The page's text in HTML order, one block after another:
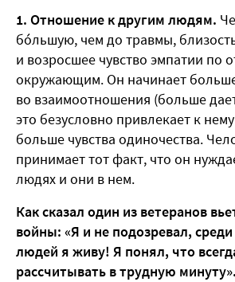
1. Отношение к другим людям.
бóльшую, чем до травмы,
и возросшее чувство эмпатии по
окружающим. Он начинает
во взаимоотношения (больше
это безусловно привлекает к
больше чувства одиночества.
принимает тот факт, что он
людях и они в нем.
Как сказал один из ветеранов
войны: «Я и не подозревал,
людей я живу! Я понял, что
рассчитывать в трудную минуту».